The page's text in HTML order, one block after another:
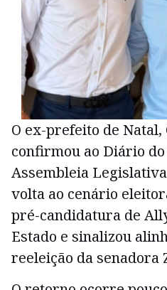
O ex-prefeito de
confirmou ao Diário
Assembleia
volta ao cenário
pré-candidatura de
Estado e sinalizou
reeleição da senadora